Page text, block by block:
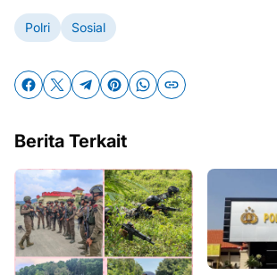
Polri Sosial
Berita Terkait